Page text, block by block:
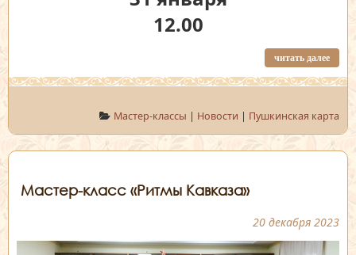
12.00
читать далее
Мастер-классы | Новости | Пушкинская карта
Мастер-класс «Ритмы Кавказа»
20 декабря 2023